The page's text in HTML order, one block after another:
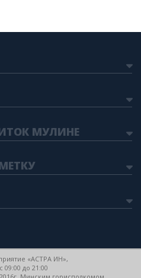
МУЛИНЕ
«АСТРА ИН»,
до 21:00
Минским горисполкомом